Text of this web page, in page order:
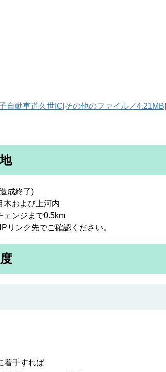
自動車道久世IC[その他のファイル／4.21MB]
成終了)
および上河内
ンジまで0.5km
ンク先でご確認ください。
着手すれば